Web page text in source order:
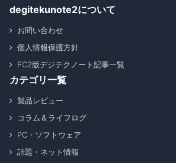
degitekunote2について
お問い合わせ
個人情報保護方針
FC2版デジテクノート記事一覧
カテゴリ一覧
製品レビュー
コラム＆ライフログ
PC・ソフトウェア
話題・ネット情報